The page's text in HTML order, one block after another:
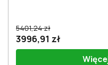
5401,24 zł
3996,91 zł